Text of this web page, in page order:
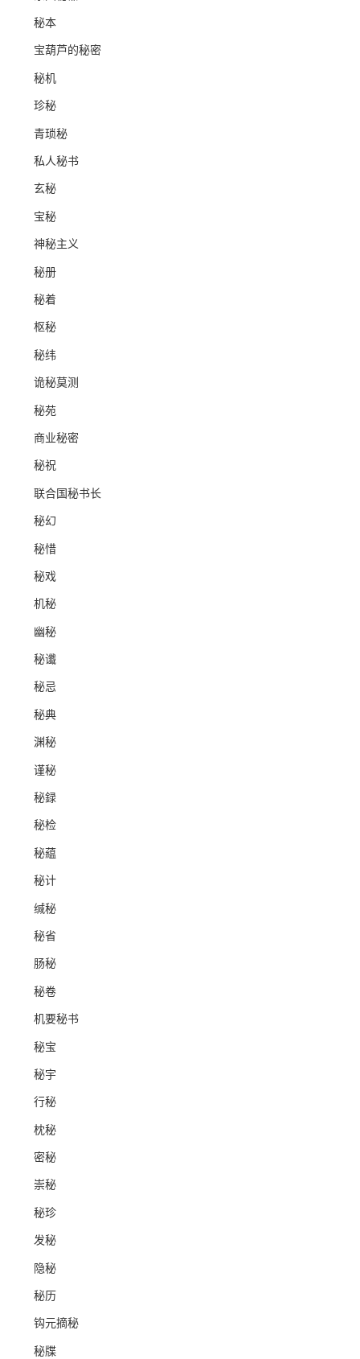
秘本
宝葫芦的秘密
秘机
珍秘
青琐秘
私人秘书
玄秘
宝秘
神秘主义
秘册
秘着
枢秘
秘纬
诡秘莫测
秘苑
商业秘密
秘祝
联合国秘书长
秘幻
秘惜
秘戏
机秘
幽秘
秘谶
秘忌
秘典
渊秘
谨秘
秘録
秘检
秘藴
秘计
缄秘
秘省
肠秘
秘卷
机要秘书
秘宝
秘宇
行秘
枕秘
密秘
崇秘
秘珍
发秘
隐秘
秘历
钩元摘秘
秘牒